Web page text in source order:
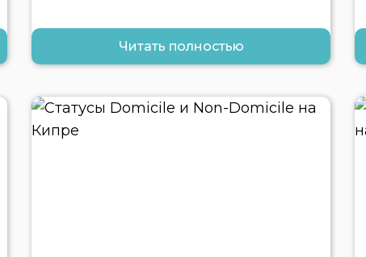
Читать полностью